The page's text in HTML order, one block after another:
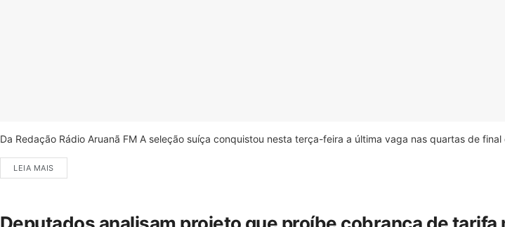
Da Redação Rádio Aruanã FM A seleção suíça conquistou nesta terça-feira a última vaga nas quartas de final
LEIA MAIS